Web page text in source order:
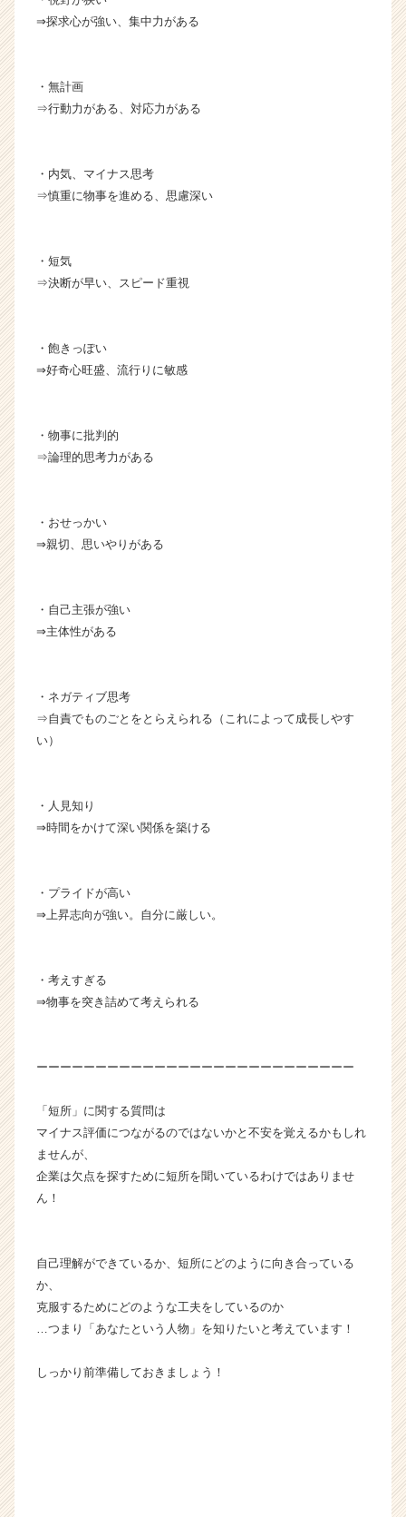
⇒探求心が強い、集中力がある
・無計画
⇒行動力がある、対応力がある
・内気、マイナス思考
⇒慎重に物事を進める、思慮深い
・短気
⇒決断が早い、スピード重視
・飽きっぽい
⇒好奇心旺盛、流行りに敏感
・物事に批判的
⇒論理的思考力がある
・おせっかい
⇒親切、思いやりがある
・自己主張が強い
⇒主体性がある
・ネガティブ思考
⇒自責でものごとをとらえられる（これによって成長しやす
い）
・人見知り
⇒時間をかけて深い関係を築ける
・プライドが高い
⇒上昇志向が強い。自分に厳しい。
・考えすぎる
⇒物事を突き詰めて考えられる
ーーーーーーーーーーーーーーーーーーーーーーーーーーー
「短所」に関する質問は
マイナス評価につながるのではないかと不安を覚えるかもしれ
ませんが、
企業は欠点を探すために短所を聞いているわけではありませ
ん！
自己理解ができているか、短所にどのように向き合っている
か、
克服するためにどのような工夫をしているのか
…つまり「あなたという人物」を知りたいと考えています！
しっかり前準備しておきましょう！